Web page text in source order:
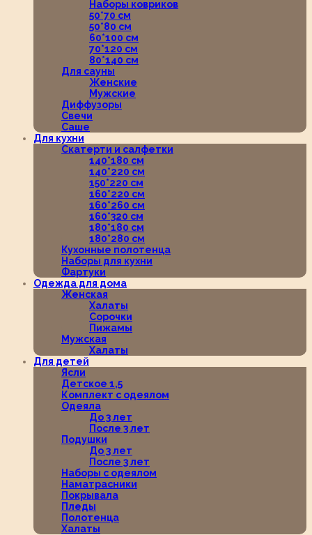
Наборы ковриков
50*70 см
50*80 см
60*100 см
70*120 см
80*140 см
Для сауны
Женские
Мужские
Диффузоры
Свечи
Саше
Для кухни
Скатерти и салфетки
140*180 см
140*220 см
150*220 см
160*220 см
160*260 см
160*320 см
180*180 см
180*280 см
Кухонные полотенца
Наборы для кухни
Фартуки
Одежда для дома
Женская
Халаты
Сорочки
Пижамы
Мужская
Халаты
Для детей
Ясли
Детское 1,5
Комплект с одеялом
Одеяла
До 3 лет
После 3 лет
Подушки
До 3 лет
После 3 лет
Наборы с одеялом
Наматрасники
Покрывала
Пледы
Полотенца
Халаты